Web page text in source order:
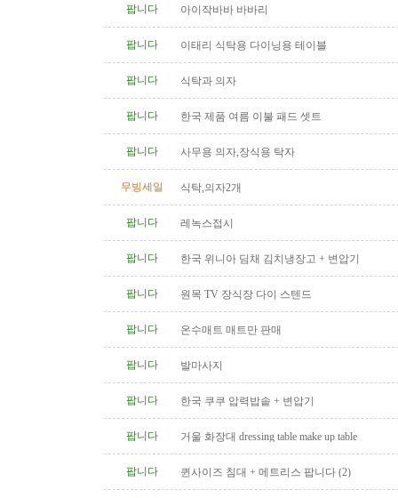
팝니다 아이작바바 바바리
팝니다 이태리 식탁용 다이닝용 테이블
팝니다 식탁과 의자
팝니다 한국 제품 여름 이불 패드 셋트
팝니다 사무용 의자,장식용 탁자
무빙세일 식탁,의자2개
팝니다 레녹스접시
팝니다 한국 위니아 딤채 김치냉장고 + 변압기
팝니다 원목 TV 장식장 다이 스텐드
팝니다 온수매트 매트만 판매
팝니다 발마사지
팝니다 한국 쿠쿠 압력밥솥 + 변압기
팝니다 거울 화장대 dressing table make up table
팝니다 퀸사이즈 침대 + 메트리스 팝니다 (2)